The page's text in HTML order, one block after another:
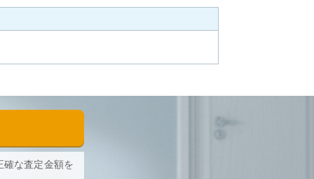
確な査定金額を